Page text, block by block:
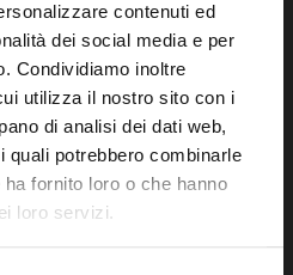
contenuti ed
dei social media e per
Condividiamo inoltre
utilizza il nostro sito con i
di analisi dei dati web,
quali potrebbero combinarle
fornito loro o che hanno
loro servizi.
(PEC)